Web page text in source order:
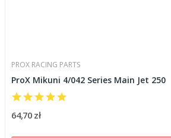
PROX RACING PARTS
ProX Mikuni 4/042 Series Main Jet 250
64,70 zł